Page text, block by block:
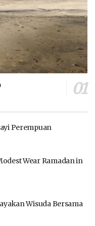
Perempuan
Wear Ramadan in
Wisuda Bersama